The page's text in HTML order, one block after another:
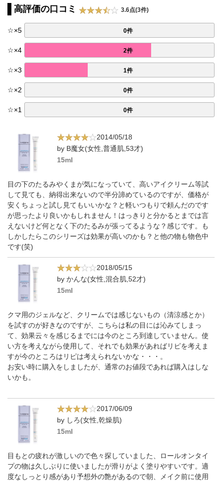
高評価の口コミ 3.6点(3件)
☆×5 0件
☆×4 2件
☆×3 1件
☆×2 0件
☆×1 0件
2014/05/18
by B魔女(女性,普通肌,53才)
15ml
目の下のたるみやくまが気になっていて、高いアイクリーム等試
して見ても、納得出来ないので半分諦めているのですが、価格が
安くちょっと試し見てもいいかな？と軽いつもりで頼んだのです
が思ったより良いかもしれません！はっきりと分かるとまでは言
えないけど何となく下のたるみが張ってるような？感じです。も
しかしたらこのシリーズは効果が高いのかも？と他の物も物色中
です(笑)
2018/05/15
by かんな(女性,混合肌,52才)
15ml
クマ用のジェルなど、クリームでは感じないもの（清涼感とか）
を試すのが好きなのですが、こちらは私の目には沁みてしまっ
て、効果云々を感じるまでには今のところ到達していません。使
い方を考えながら使用して、それでも効果があればリピを考えま
すが今のところはリピは考えられないかな・・・。
お安い時に購入をしましたが、通常のお値段であれば購入はしな
いかも。
2017/06/09
by しろ(女性,乾燥肌)
15ml
目もとの疲れが激しいので色々探していました、ロールオンタイ
プの物は久しぶりに使いましたが滑りがよく塗りやすいです。適
度なしっとり感があり予想外の艶があるので朝、メイク前に使用